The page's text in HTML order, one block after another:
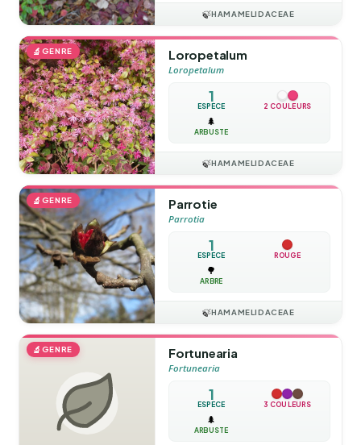
🍃HAMAMELIDACEAE
🔬 GENRE Loropetalum
Loropetalum
1
ESPÈCE 2 COULEURS
🌲
ARBUSTE
🍃HAMAMELIDACEAE
🔬 GENRE Parrotie
Parrotia
1
ESPÈCE ROUGE
🌳
ARBRE
🍃HAMAMELIDACEAE
🔬 GENRE Fortunearia
Fortunearia
1
ESPÈCE 3 COULEURS
🌲
ARBUSTE